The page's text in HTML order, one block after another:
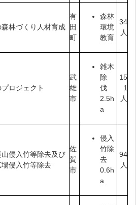
林づくり人材育成
有
田
町
森林
環境
教育
34
人
ロジェクト
武
雄
市
雑木
除
伐
2.5h
a
15
1
人
侵入竹等除去及び
侵入竹等除去
佐
賀
市
侵入
竹除
去
0.6h
a
94
人